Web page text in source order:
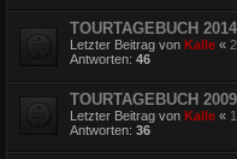
TOURTAGEBUCH
Letzter Beitrag von Kalle «
Antworten: 46
TOURTAGEBUCH 2009
Letzter Beitrag von Kalle «
Antworten: 36